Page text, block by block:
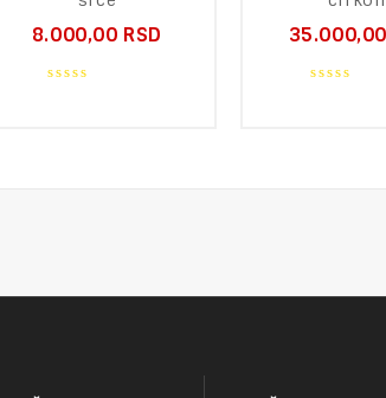
8.000,00 RSD 35.000,00